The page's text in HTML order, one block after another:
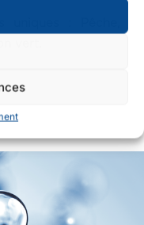
uniques : Pêche,
vert.